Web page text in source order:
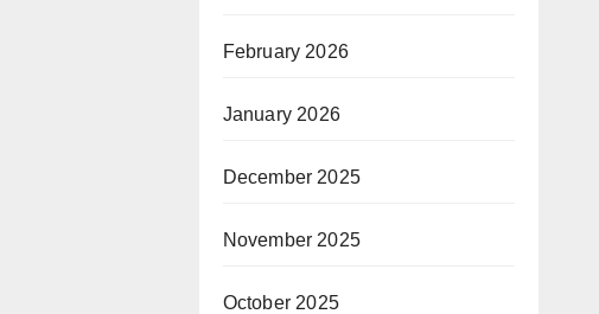
February 2026
January 2026
December 2025
November 2025
October 2025